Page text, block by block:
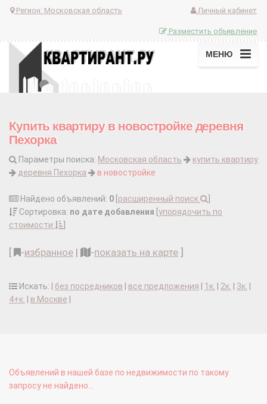
Регион: Московская область Личный кабинет
Разместить объявление
МЕНЮ
Купить квартиру в новостройке деревня
Пехорка
Параметры поиска: Московская область
купить квартиру
деревня Пехорка
в новостройке
Найдено объявлений: 0 расширенный поиск
Сортировка: по дате добавления упорядочить по
стоимости
-избранное | -показать на карте
Искать: | без посредников все предложения 1к. 2к. 3к.
4+к.
в Москве
Объявлений в нашей базе по недвижимости по такому
запросу не найдено...